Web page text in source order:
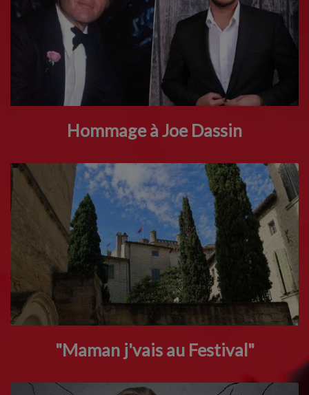
Hommage à Joe Dassin
"Maman j'vais au Festival"